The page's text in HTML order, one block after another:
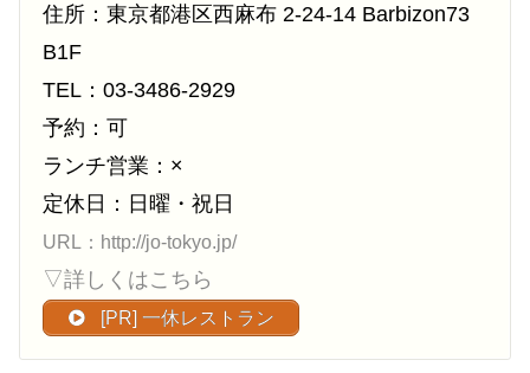
住所：東京都港区西麻布 2-24-14 Barbizon73
B1F
TEL：03-3486-2929
予約：可
ランチ営業：×
定休日：日曜・祝日
URL：http://jo-tokyo.jp/
▽詳しくはこちら
[PR] 一休レストラン